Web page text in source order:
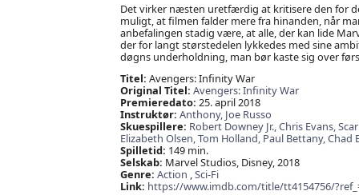
Det virker næsten uretfærdig at kritisere den for
muligt, at filmen falder mere fra hinanden, når
anbefalingen stadig være, at alle, der kan lide
der for langt størstedelen lykkedes med sine
døgns underholdning, man bør kaste sig over
Titel: Avengers: Infinity War
Original Titel: Avengers: Infinity War
Premieredato: 25. april 2018
Instruktør: Anthony, Joe Russo
Skuespillere: Robert Downey Jr.,Chris Evans,
Elizabeth Olsen,Tom Holland, Paul Bettany,Chad
Spilletid: 149 min.
Selskab: Marvel Studios, Disney, 2018
Genre: Action ,Sci-Fi
Link: https://www.imdb.com/title/tt4154756/